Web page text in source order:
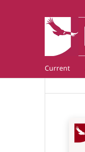
Current